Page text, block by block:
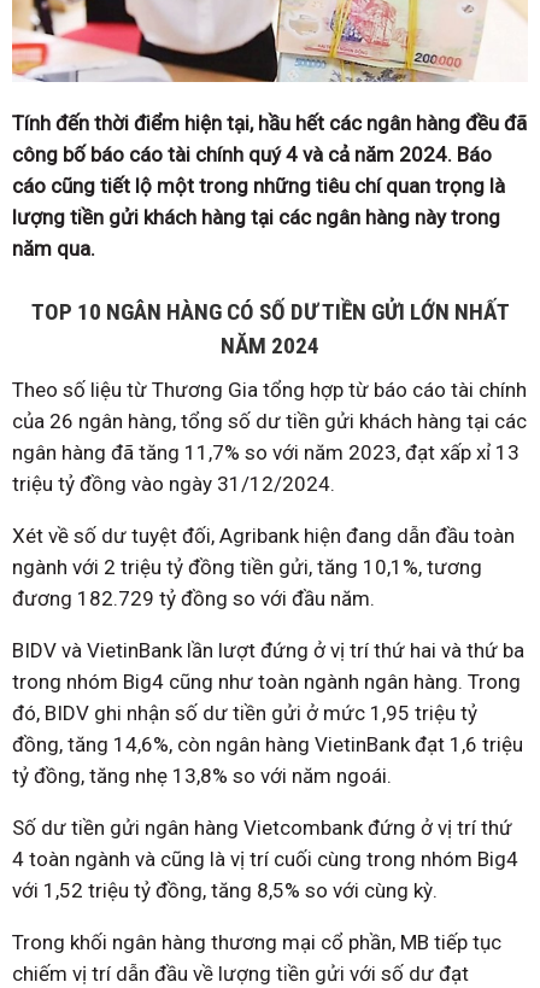
Tính đến thời điểm hiện tại, hầu hết các ngân hàng đều đã
công bố báo cáo tài chính quý 4 và cả năm 2024. Báo
cáo cũng tiết lộ một trong những tiêu chí quan trọng là
lượng tiền gửi khách hàng tại các ngân hàng này trong
năm qua.
TOP 10 NGÂN HÀNG CÓ SỐ DƯ TIỀN GỬI LỚN NHẤT
NĂM 2024
Theo số liệu từ Thương Gia tổng hợp từ báo cáo tài chính
của 26 ngân hàng, tổng số dư tiền gửi khách hàng tại các
ngân hàng đã tăng 11,7% so với năm 2023, đạt xấp xỉ 13
triệu tỷ đồng vào ngày 31/12/2024.
Xét về số dư tuyệt đối, Agribank hiện đang dẫn đầu toàn
ngành với 2 triệu tỷ đồng tiền gửi, tăng 10,1%, tương
đương 182.729 tỷ đồng so với đầu năm.
BIDV và VietinBank lần lượt đứng ở vị trí thứ hai và thứ ba
trong nhóm Big4 cũng như toàn ngành ngân hàng. Trong
đó, BIDV ghi nhận số dư tiền gửi ở mức 1,95 triệu tỷ
đồng, tăng 14,6%, còn ngân hàng VietinBank đạt 1,6 triệu
tỷ đồng, tăng nhẹ 13,8% so với năm ngoái.
Số dư tiền gửi ngân hàng Vietcombank đứng ở vị trí thứ
4 toàn ngành và cũng là vị trí cuối cùng trong nhóm Big4
với 1,52 triệu tỷ đồng, tăng 8,5% so với cùng kỳ.
Trong khối ngân hàng thương mại cổ phần, MB tiếp tục
chiếm vị trí dẫn đầu về lượng tiền gửi với số dư đạt